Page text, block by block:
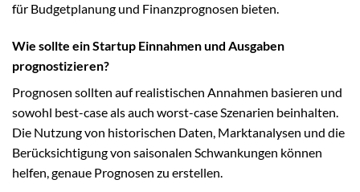
für Budgetplanung und Finanzprognosen bieten.
Wie sollte ein Startup Einnahmen und Ausgaben
prognostizieren?
Prognosen sollten auf realistischen Annahmen basieren und
sowohl best-case als auch worst-case Szenarien beinhalten.
Die Nutzung von historischen Daten, Marktanalysen und die
Berücksichtigung von saisonalen Schwankungen können
helfen, genaue Prognosen zu erstellen.